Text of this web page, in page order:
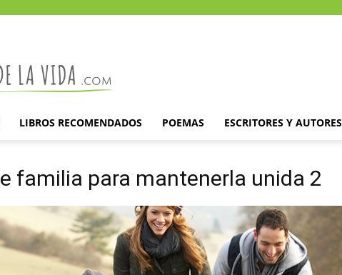
la
vida
LIBROS RECOMENDADOS POEMAS ESCRITORES Y AUTORES
familia para mantenerla unida 2